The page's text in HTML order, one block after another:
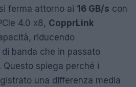
ferma attorno ai 16 GB/s con
4.0 x8, CopprLink
riducendo
banda che in passato
Questo spiega perché i
una differenza media